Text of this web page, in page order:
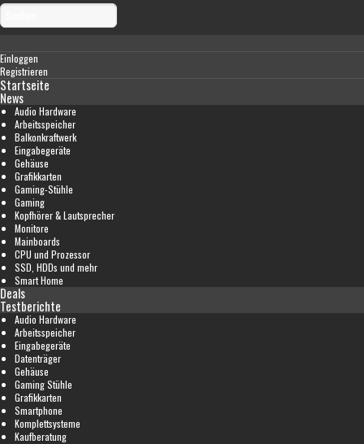
Einloggen
Registrieren
Startseite
News
Audio Hardware
Arbeitsspeicher
Balkonkraftwerk
Eingabegeräte
Gehäuse
Grafikkarten
Gaming-Stühle
Gaming
Kopfhörer & Lautsprecher
Monitore
Mainboards
CPU und Prozessor
SSD, HDDs und mehr
Smart Home
Deals
Testberichte
Audio Hardware
Arbeitsspeicher
Eingabegeräte
Datenträger
Gehäuse
Gaming Stühle
Grafikkarten
Smartphone
Komplettsysteme
Kaufberatung